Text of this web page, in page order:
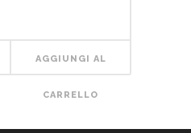
AGGIUNGI AL
CARRELLO